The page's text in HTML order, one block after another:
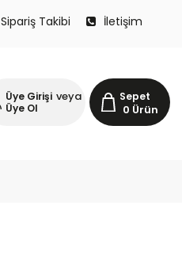
Sipariş Takibi İletişim
Sepet
0 Ürün
Üye Girişi veya
Üye Ol